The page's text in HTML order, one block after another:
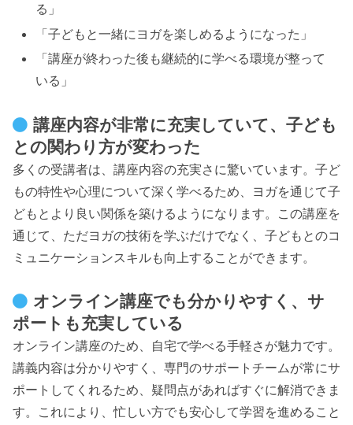
る」
「子どもと一緒にヨガを楽しめるようになった」
「講座が終わった後も継続的に学べる環境が整って
いる」
講座内容が非常に充実していて、子ども
との関わり方が変わった
多くの受講者は、講座内容の充実さに驚いています。子ど
もの特性や心理について深く学べるため、ヨガを通じて子
どもとより良い関係を築けるようになります。この講座を
通じて、ただヨガの技術を学ぶだけでなく、子どもとのコ
ミュニケーションスキルも向上することができます。
オンライン講座でも分かりやすく、サ
ポートも充実している
オンライン講座のため、自宅で学べる手軽さが魅力です。
講義内容は分かりやすく、専門のサポートチームが常にサ
ポートしてくれるため、疑問点があればすぐに解消できま
す。これにより、忙しい方でも安心して学習を進めること